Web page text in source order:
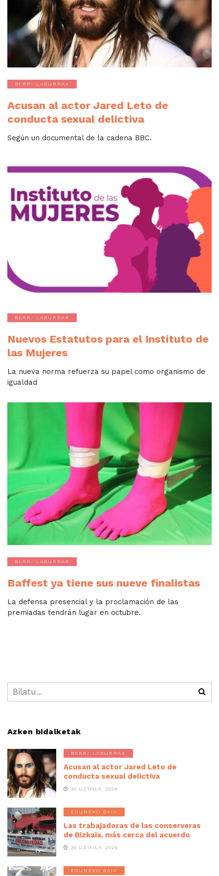
BERRI LABURRAK
Acusan al actor Jared Leto de
conducta sexual delictiva
Según un documental de la cadena BBC.
BERRI LABURRAK
Nuevos Estatutos para el Instituto de
las Mujeres
La nueva norma refuerza su papel como organismo de
igualdad
BERRI LABURRAK
Baffest ya tiene sus nueve finalistas
La defensa presencial y la proclamación de las
premiadas tendrán lugar en octubre.
Azken bidalketak
BERRI LABURRAK
Acusan al actor Jared Leto de
conducta sexual delictiva
30 UZTAILA, 2026
EGUNEKO GAIA
Las trabajadoras de las conserveras
de Bizkaia, más cerca del acuerdo
30 UZTAILA, 2026
EGUNEKO GAIA